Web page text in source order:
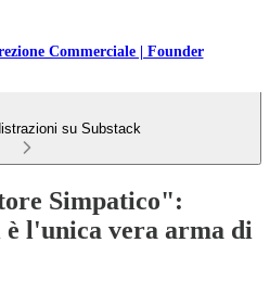
Commerciale | Founder
su Substack
Simpatico":
è l'unica vera arma di